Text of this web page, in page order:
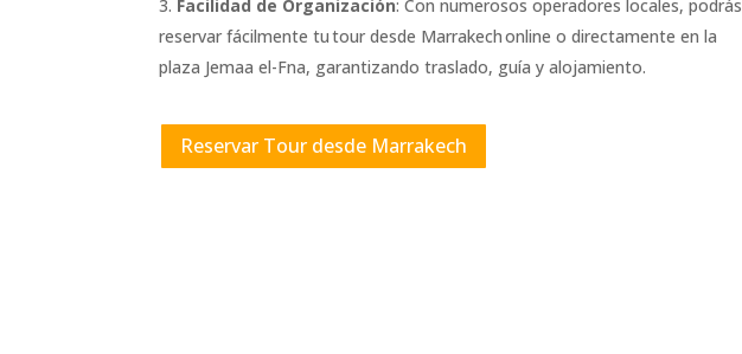
Facilidad de Organización: Con numerosos operadores locales, podrás
reservar fácilmente tu tour desde Marrakech online o directamente en la
plaza Jemaa el-Fna, garantizando traslado, guía y alojamiento.
Reservar Tour desde Marrakech